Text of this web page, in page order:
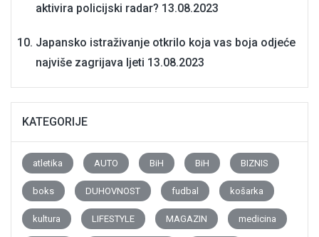
aktivira policijski radar? 13.08.2023
Japansko istraživanje otkrilo koja vas boja odjeće
najviše zagrijava ljeti 13.08.2023
KATEGORIJE
atletika AUTO BiH BiH BIZNIS
boks DUHOVNOST fudbal košarka
kultura LIFESTYLE MAGAZIN medicina